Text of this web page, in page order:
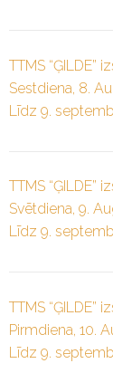
TTMS “ĢILDE”
Sestdiena, 8.
Līdz 9.
TTMS “ĢILDE”
Svētdiena, 9.
Līdz 9.
TTMS “ĢILDE”
Pirmdiena, 10.
Līdz 9.